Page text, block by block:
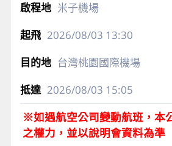
米子機場
2026/08/03 13:30
台灣桃園國際機場
2026/08/03 15:05
※如遇航空公司變動航班，本
之權力，並以說明會資料為準